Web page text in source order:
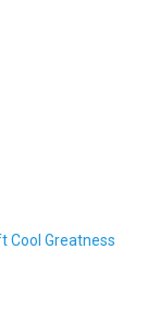
Cool Greatness